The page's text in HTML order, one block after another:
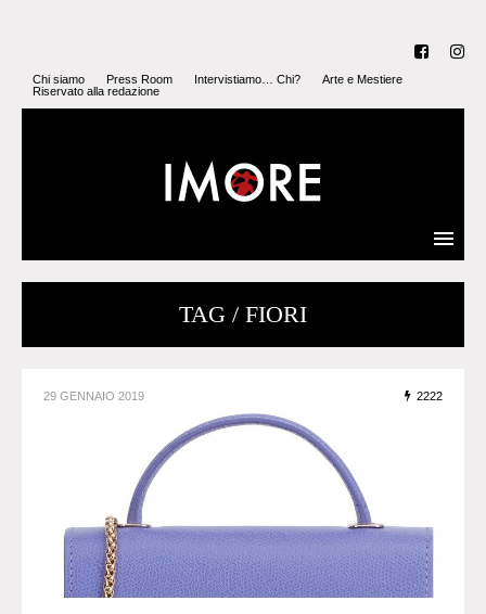
Chi siamo Press Room Intervistiamo… Chi?
Arte e Mestiere
Riservato alla redazione
TAG / FIORI
29 GENNAIO 2019 2222